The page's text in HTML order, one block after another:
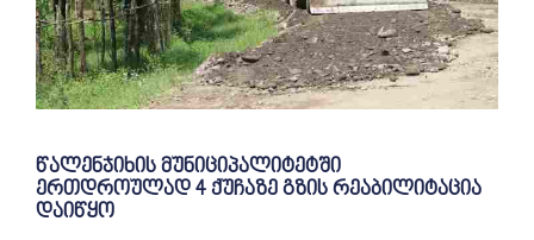
წალენჯიხის მუნიციპალიტეტში
ერთდროულად 4 ქუჩაზე გზის რეაბილიტაცია
დაიწყო